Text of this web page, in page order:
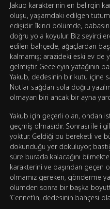
Jakub karakterinin en belirgin
oluşu, yaşamdaki edilgen
edişidir. İkinci bölümde,
doğru yola koyulur. Biz
edilen bahçede, ağaçlardan
kalmamış; arazideki eski ev de
gelmiştir. Geceleyin yatağının
Yakub, dedesinin bir kutu içine
Notlar sağdan sola doğru
olmayan biri ancak bir ayna
Yakub için geçerli olan, ondan
geçmiş olmasıdır. Sonrası ile
yoktur. Geldiği bu bereketli ve
dokunduğu yer dökülüyor,
süre burada kalacağını
karakterini ve başından geçen
olmamız gereken, gönderme
ölümden sonra bir başka
‘Cennet’in, dedesinin bahçesi